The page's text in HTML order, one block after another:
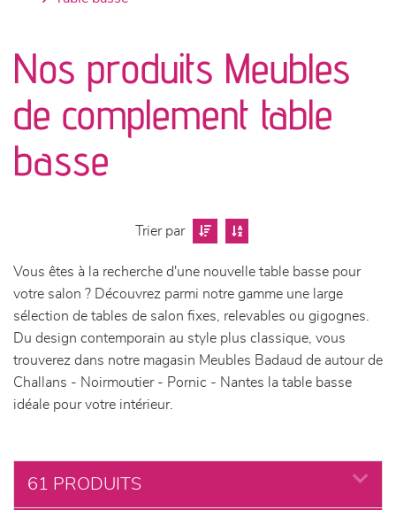
séjours
meubles de complément
chambres et dressing
décoration
Nos produits Meubles
de complement table
basse
Trier par
Vous êtes à la recherche d'une nouvelle table basse pour
votre salon ? Découvrez parmi notre gamme une large
sélection de tables de salon fixes, relevables ou gigognes.
Du design contemporain au style plus classique, vous
trouverez dans notre magasin Meubles Badaud de autour de
Challans - Noirmoutier - Pornic - Nantes la table basse
idéale pour votre intérieur.
61 PRODUITS